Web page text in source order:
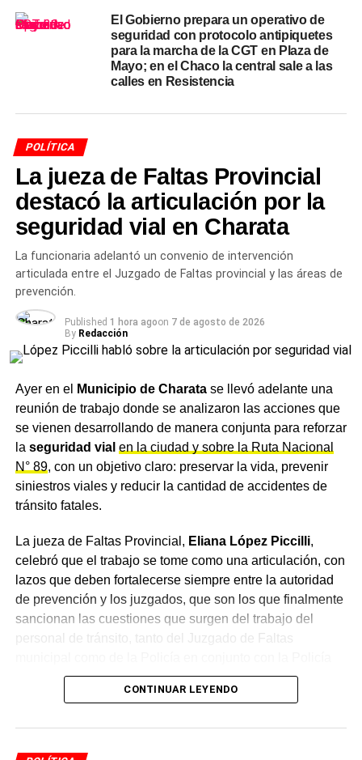
Lo que siguió fue una cadena de irregularidades que el
juicio oral expuso en detalle.El teléfono se conectó a la
red wifi del Shopping Abasto a las 22:38 del 1 de
ya llevaba más de una hora detenido, según confirmó
Gendarmería Nacional en un informe técnico presentado
en febrero de 2026. También se detectó actividad a las
00:11 del 2 de septiembre. LaGendarmeríaestableció
que el dispositivo había estado físicamente en ese centro
comercial cuando su propietario se encontraba bajo
custodia.Nunca quedó claro en manos de quién
estuvo el teléfono en ese período.
El kirchnerismo contra la Jueza
Capuchetti
Los intentos de recuperar el contenido se multiplicaron a
lo largo de tres años: la Gendarmería, la Policía de
Seguridad Aeroportuaria, la DATIP de la Procuración,
peritos de las defensas y de la querella de CFK. El último
intento, coordinado por la fiscal del juicio oral Gabriela
Baigún en marzo de 2025, también fracasó. Capuchetti
llegó incluso a solicitar colaboración al Departamento de
Seguridad Interior de Estados Unidos —Homeland
del celular, es imposible saber con quién se
comunicaba Sabag Montiel en las horas previas al
ataque, lo que achicó de manera sustancial las
posibilidades de identificar autores intelectuales o
financistas.
Federal, la pista Milman y los
financiamientos sin cerrar
Mientras elTOF 6
El Gobierno prepara un operativo de
seguridad con protocolo antipiquetes
para la marcha de la CGT en Plaza de
Mayo; en el Chaco la central sale a las
calles en Resistencia
POLÍTICA
La jueza de Faltas Provincial
destacó la articulación por la
seguridad vial en Charata
La funcionaria adelantó un convenio de intervención
articulada entre el Juzgado de Faltas provincial y las áreas de
prevención.
Published 1 hora agoon 7 de agosto de 2026
By Redacción
Ayer en el Municipio de Charatase llevó adelante una
reunión de trabajo donde se analizaron las acciones que
se vienen desarrollando de manera conjunta para reforzar
la seguridad vial en la ciudad y sobre la Ruta Nacional
N° 89, con un objetivo claro: preservar la vida, prevenir
siniestros viales y reducir la cantidad de accidentes de
tránsito fatales.
La jueza de Faltas Provincial, Eliana López Piccilli,
celebró que el trabajo se tome como una articulación, con
lazos que deben fortalecerse siempre entre la autoridad
de prevención y los juzgados, que son los que finalmente
sancionan las cuestiones que surgen del trabajo del
personal de tránsito, tanto del Juzgado de Faltas
Caminera.
articulada
CONTINUAR LEYENDO